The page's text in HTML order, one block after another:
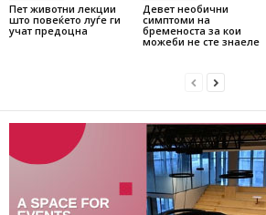
Пет животни лекции
што повеќето луѓе ги
учат предоцна
Девет необични
симптоми на
бременоста за кои
можеби не сте знаеле